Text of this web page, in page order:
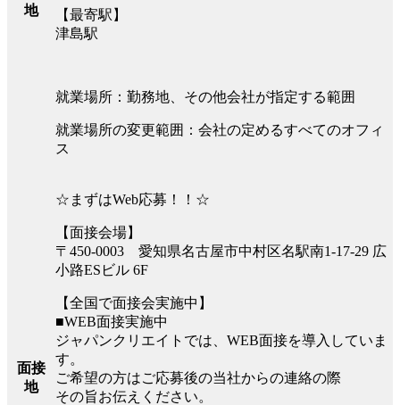
地
【最寄駅】
津島駅
就業場所：勤務地、その他会社が指定する範囲
就業場所の変更範囲：会社の定めるすべてのオフィ
ス
面接
地
☆まずはWeb応募！！☆
【面接会場】
〒450-0003 愛知県名古屋市中村区名駅南1-17-29 広
小路ESビル 6F
【全国で面接会実施中】
■WEB面接実施中
ジャパンクリエイトでは、WEB面接を導入していま
す。
ご希望の方はご応募後の当社からの連絡の際
その旨お伝えください。